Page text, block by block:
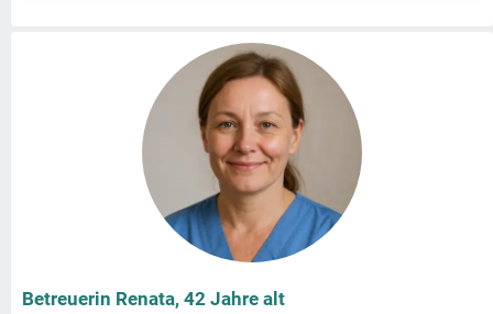
Betreuerin Renata, 42 Jahre alt